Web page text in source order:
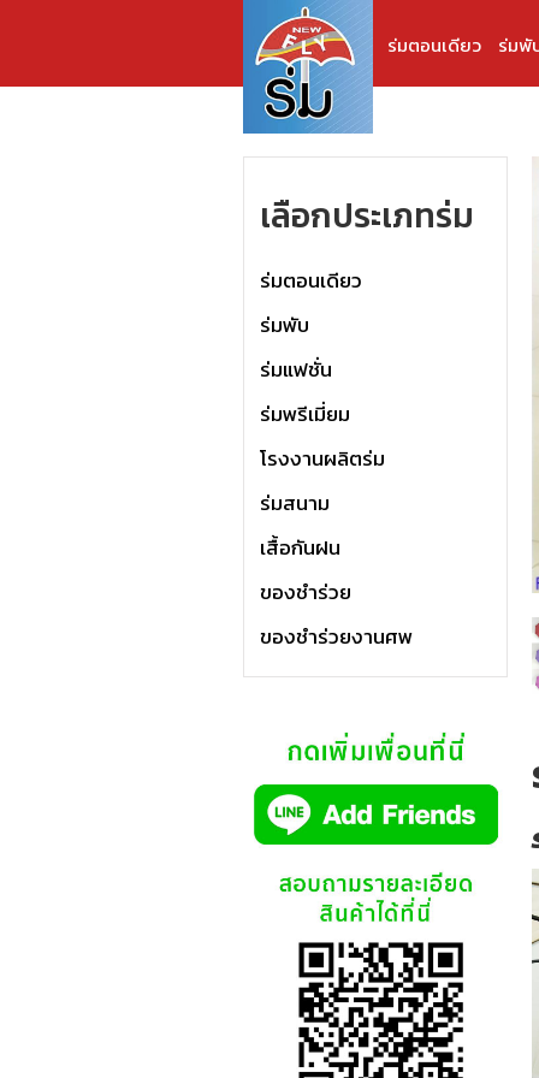
ร่มตอนเดียว ร่มพั
เลือกประเภทร่ม
ร่มตอนเดียว
ร่มพับ
ร่มแฟชั่น
ร่มพรีเมี่ยม
โรงงานผลิตร่ม
ร่มสนาม
เสื้อกันฝน
ของชำร่วย
ของชำร่วยงานศพ